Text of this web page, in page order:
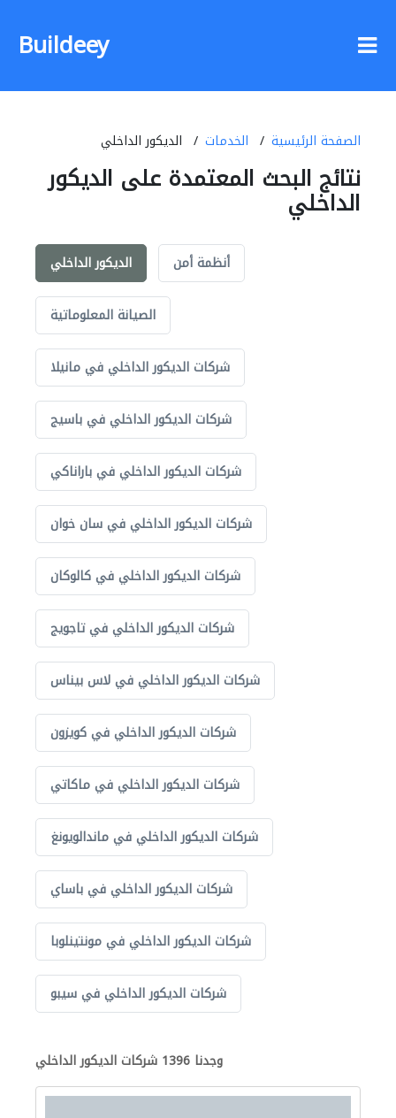
Buildeey
الصفحة الرئيسية الخدمات الديكور الداخلي
نتائج البحث المعتمدة على الديكور
الداخلي
الديكور الداخلي أنظمة أمن
الصيانة المعلوماتية
شركات الديكور الداخلي في مانيلا
شركات الديكور الداخلي في باسيج
شركات الديكور الداخلي في باراناكي
شركات الديكور الداخلي في سان خوان
شركات الديكور الداخلي في كالوكان
شركات الديكور الداخلي في تاجويج
شركات الديكور الداخلي في لاس بيناس
شركات الديكور الداخلي في كويزون
شركات الديكور الداخلي في ماكاتي
شركات الديكور الداخلي في ماندالويونغ
شركات الديكور الداخلي في باساي
شركات الديكور الداخلي في مونتينلوبا
شركات الديكور الداخلي في سيبو
وجدنا 1396 شركات الديكور الداخلي